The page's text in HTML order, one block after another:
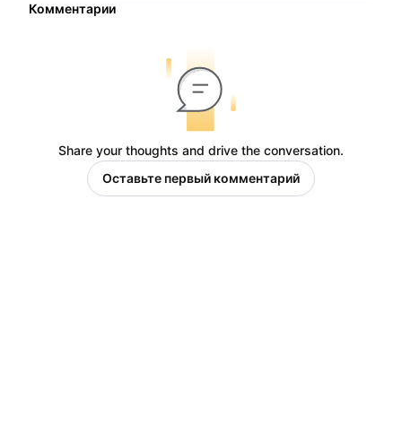
Комментарии
Share your thoughts and drive the conversation.
Оставьте первый комментарий